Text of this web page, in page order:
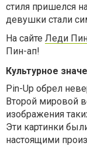
стиля пришелся
девушки стали
На сайте Леди
Пин-ап!
Культурное
Pin-Up обрел
Второй мировой
изображения
Эти картинки
настоящими